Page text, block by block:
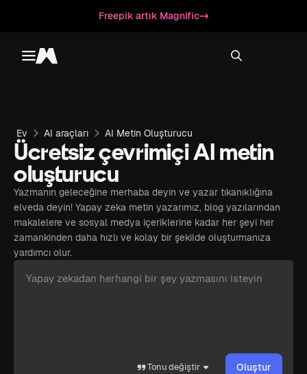
Freepik artık Magnific
Toggle menu
Magnific
Ev AI araçları AI Metin Oluşturucu
Ücretsiz çevrimiçi AI metin
oluşturucu
Yazmanın geleceğine merhaba deyin ve yazar tıkanıklığına
elveda deyin! Yapay zeka metin yazarımız, blog yazılarından
makalelere ve sosyal medya içeriklerine kadar her şeyi her
zamankinden daha hızlı ve kolay bir şekilde oluşturmanıza
yardımcı olur.
Tonu değiştir Oluştur